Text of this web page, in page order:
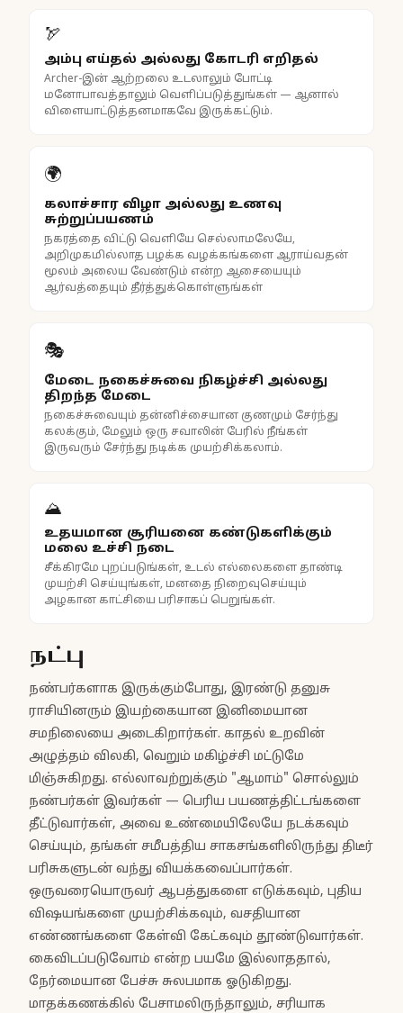
🏹
அம்பு எய்தல் அல்லது கோடரி எறிதல்
Archer-இன் ஆற்றலை உடலாலும் போட்டி
மனோபாவத்தாலும் வெளிப்படுத்துங்கள் — ஆனால்
விளையாட்டுத்தனமாகவே இருக்கட்டும்.
🌍
கலாச்சார விழா அல்லது உணவு
சுற்றுப்பயணம்
நகரத்தை விட்டு வெளியே செல்லாமலேயே,
அறிமுகமில்லாத பழக்க வழக்கங்களை ஆராய்வதன்
மூலம் அலைய வேண்டும் என்ற ஆசையையும்
ஆர்வத்தையும் தீர்த்துக்கொள்ளுங்கள்
🎭
மேடை நகைச்சுவை நிகழ்ச்சி அல்லது
திறந்த மேடை
நகைச்சுவையும் தன்னிச்சையான குணமும் சேர்ந்து
கலக்கும், மேலும் ஒரு சவாலின் பேரில் நீங்கள்
இருவரும் சேர்ந்து நடிக்க முயற்சிக்கலாம்.
⛰️
உதயமான சூரியனை கண்டுகளிக்கும்
மலை உச்சி நடை
சீக்கிரமே புறப்படுங்கள், உடல் எல்லைகளை தாண்டி
முயற்சி செய்யுங்கள், மனதை நிறைவுசெய்யும்
அழகான காட்சியை பரிசாகப் பெறுங்கள்.
நட்பு
நண்பர்களாக இருக்கும்போது, இரண்டு தனுசு
ராசியினரும் இயற்கையான இனிமையான
சமநிலையை அடைகிறார்கள். காதல் உறவின்
அழுத்தம் விலகி, வெறும் மகிழ்ச்சி மட்டுமே
மிஞ்சுகிறது. எல்லாவற்றுக்கும் "ஆமாம்" சொல்லும்
நண்பர்கள் இவர்கள் — பெரிய பயணத்திட்டங்களை
தீட்டுவார்கள், அவை உண்மையிலேயே நடக்கவும்
செய்யும், தங்கள் சமீபத்திய சாகசங்களிலிருந்து திடீர்
பரிசுகளுடன் வந்து வியக்கவைப்பார்கள்.
ஒருவரையொருவர் ஆபத்துகளை எடுக்கவும், புதிய
விஷயங்களை முயற்சிக்கவும், வசதியான
எண்ணங்களை கேள்வி கேட்கவும் தூண்டுவார்கள்.
கைவிடப்படுவோம் என்ற பயமே இல்லாததால்,
நேர்மையான பேச்சு சுலபமாக ஓடுகிறது.
மாதக்கணக்கில் பேசாமலிருந்தாலும், சரியாக